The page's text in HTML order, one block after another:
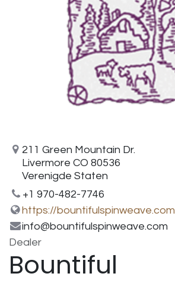
211 Green Mountain Dr.
Livermore CO 80536
Verenigde Staten
+1 970-482-7746
https://bountifulspinweave.com
info@bountifulspinweave.com
Dealer
Bountiful